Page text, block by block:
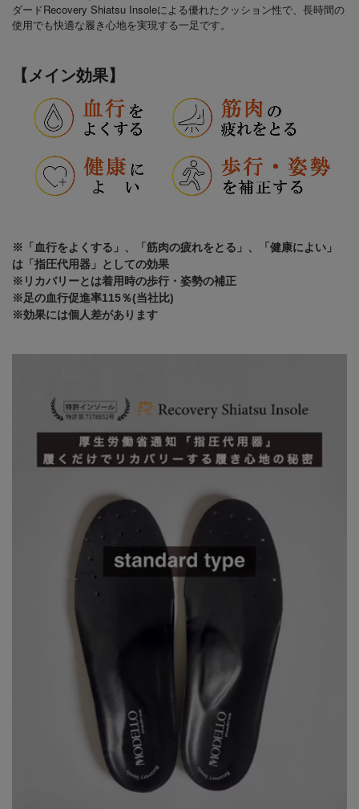
ダードRecovery Shiatsu Insoleによる優れたクッション性で、長時間の
使用でも快適な履き心地を実現する一足です。
【メイン効果】
※「血行をよくする」、「筋肉の疲れをとる」、「健康によい」
は「指圧代用器」としての効果
※リカバリーとは着用時の歩行・姿勢の補正
※足の血行促進率115％(当社比)
※効果には個人差があります